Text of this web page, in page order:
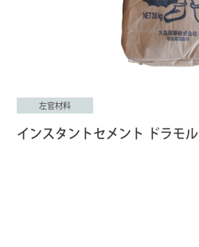
左官材料
インスタントセメント ドラモル